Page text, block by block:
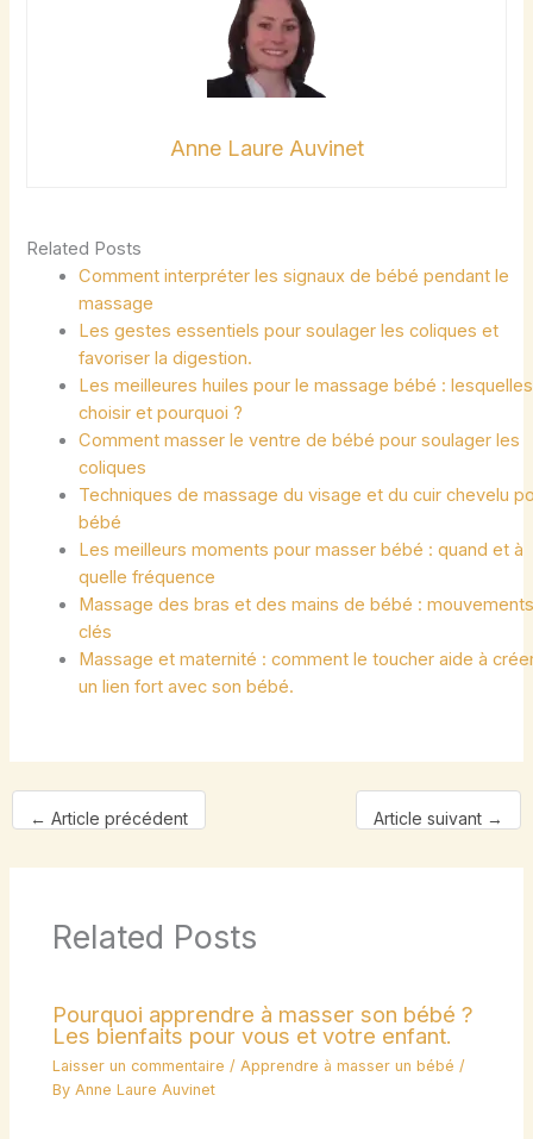
Anne Laure Auvinet
Related Posts
Comment interpréter les signaux de bébé pendant le
massage
Les gestes essentiels pour soulager les coliques et
favoriser la digestion.
Les meilleures huiles pour le massage bébé : lesquelles
choisir et pourquoi ?
Comment masser le ventre de bébé pour soulager les
coliques
Techniques de massage du visage et du cuir chevelu
bébé
Les meilleurs moments pour masser bébé : quand et à
quelle fréquence
Massage des bras et des mains de bébé :
clés
Massage et maternité : comment le toucher aide à
un lien fort avec son bébé.
← Article précédent Article suivant →
Related Posts
Pourquoi apprendre à masser son bébé ?
Les bienfaits pour vous et votre enfant.
Laisser un commentaire / Apprendre à masser un bébé /
By Anne Laure Auvinet